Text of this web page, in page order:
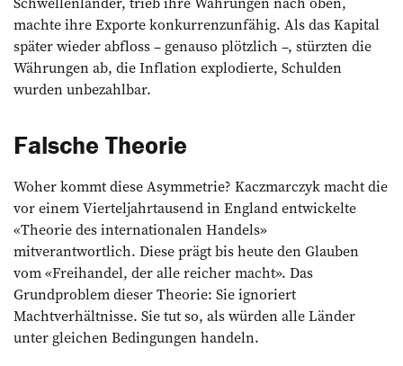
machte ihre Exporte konkurrenzunfähig. Als das Kapital
später wieder abfloss – genauso plötzlich –, stürzten die
Währungen ab, die Inflation explodierte, Schulden
wurden unbezahlbar.
Falsche Theorie
Woher kommt diese Asymmetrie? Kaczmarczyk macht die
vor einem Vierteljahrtausend in England entwickelte
«Theorie des internationalen Handels»
mitverantwortlich. Diese prägt bis heute den Glauben
vom «Freihandel, der alle reicher macht». Das
Grundproblem dieser Theorie: Sie ignoriert
Machtverhältnisse. Sie tut so, als würden alle Länder
unter gleichen Bedingungen handeln.